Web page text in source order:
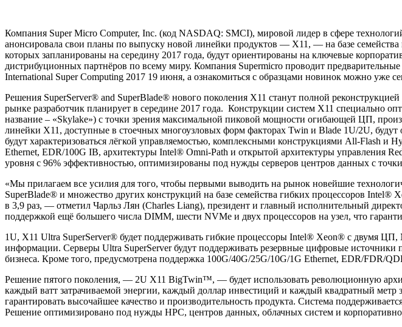
Компания Super Micro Computer, Inc. (код NASDAQ: SMCI), мировой лидер в сфере
анонсировала свои планы по выпуску новой линейки продуктов — Х11, — на базе
которых запланированы на середину 2017 года, будут ориентированы на ключевые
дистрибуционных партнёров по всему миру. Компания Supermicro проводит
International Super Computing 2017 19 июня, а ознакомиться с образцами новинок можно уже
Решения SuperServer® and SuperBlade® нового поколения Х11 станут полной
рынке разработчик планирует в середине 2017 года. Конструкции систем Х11 специально
название – «Skylake») с точки зрения максимальной пиковой мощности огибающей ЦП,
линейки Х11, доступные в стоечных многоузловых форм факторах Twin и Blade 1U/2U,
будут характеризоваться лёгкой управляемостью, комплексными конструкциями All-Flash
Ethernet, EDR/100G IB, архитектуры Intel® Omni-Path и открытой архитектуры управления
уровня с 96% эффективностью, оптимизированы под нужды серверов центров данных с
«Мы прилагаем все усилия для того, чтобы первыми выводить на рынок новейшие
SuperBlade® и множество других конструкций на базе семейства гибких процессоров
в 3,9 раз, — отметил Чарльз Лян (Charles Liang), президент и главный исполнительный
поддержкой ещё большего числа DIMM, шести NVMe и двух процессоров на узел, что
1U, X11 Ultra SuperServer® будет поддерживать гибкие процессоры Intel® Xeon® с двумя
информации. Серверы Ultra SuperServer будут поддерживать резервные цифровые источники
бизнеса. Кроме того, предусмотрена поддержка 100G/40G/25G/10G/1G Ethernet, EDR/FDR/
Решение пятого поколения, — 2U X11 BigTwin™, — будет использовать революционную
каждый ватт затрачиваемой энергии, каждый доллар инвестиций и каждый квадратный
гарантировать высочайшее качество и производительность продукта. Система
Решение оптимизировано под нужды НРС, центров данных, облачных систем и